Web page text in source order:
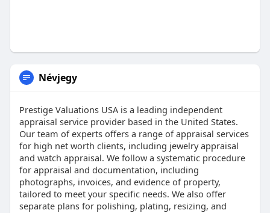
Névjegy
Prestige Valuations USA is a leading independent
appraisal service provider based in the United States.
Our team of experts offers a range of appraisal services
for high net worth clients, including jewelry appraisal
and watch appraisal. We follow a systematic procedure
for appraisal and documentation, including
photographs, invoices, and evidence of property,
tailored to meet your specific needs. We also offer
separate plans for polishing, plating, resizing, and